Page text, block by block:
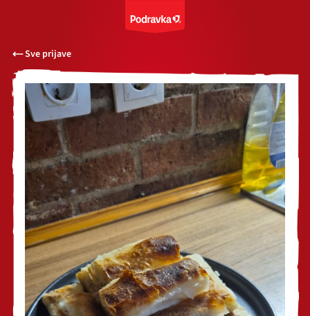
Sve prijave